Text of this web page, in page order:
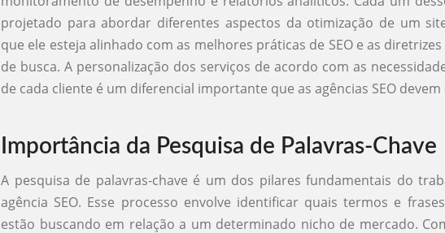
projetado para abordar diferentes aspectos da otimização de um
que ele esteja alinhado com as melhores práticas de SEO e as
de busca. A personalização dos serviços de acordo com as
de cada cliente é um diferencial importante que as agências SEO
Importância da Pesquisa de Palavras-Chave
A pesquisa de palavras-chave é um dos pilares fundamentais do
agência SEO. Esse processo envolve identificar quais termos e
estão buscando em relação a um determinado nicho de mercado.